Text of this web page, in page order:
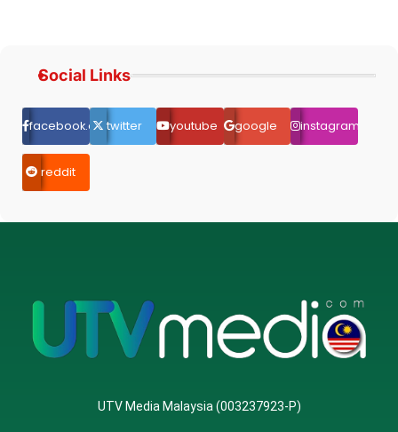
Social Links
facebook.comtwitter youtube google instagram
reddit
UTV Media Malaysia (003237923-P)